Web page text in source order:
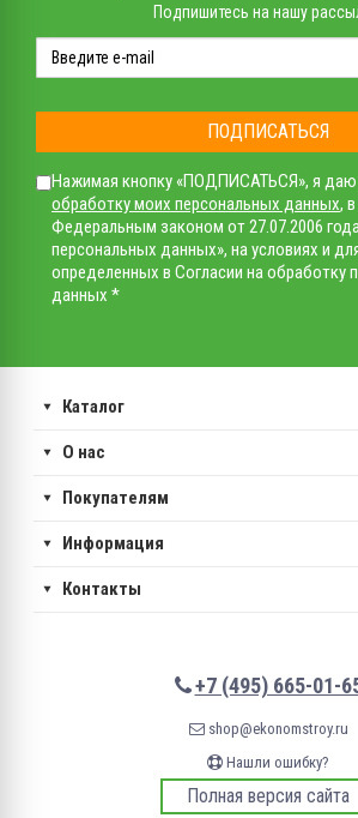
Подпишитесь на нашу
ПОДПИСАТЬСЯ
Нажимая кнопку «ПОДПИСАТЬСЯ», я даю
обработку моих персональных данных,
Федеральным законом от 27.07.2006
персональных данных», на условиях и
определенных в Согласии на обработку
данных *
Каталог
О нас
Покупателям
Информация
Контакты
+7 (495) 665-01-
shop@ekonomstroy.ru
Нашли ошибку?
Полная версия сайта